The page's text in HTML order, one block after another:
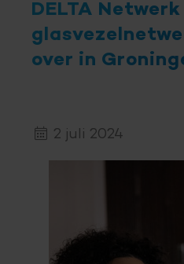
DELTA Netwerk
over in
2 juli 2024